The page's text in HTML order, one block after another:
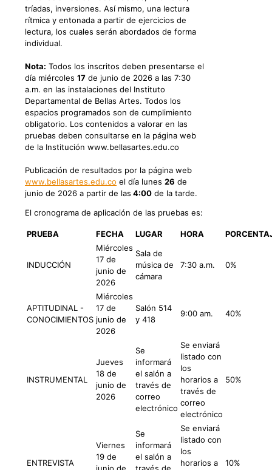
tríadas, inversiones. Así mismo, una lectura
rítmica y entonada a partir de ejercicios de
lectura, los cuales serán abordados de forma
individual.
Nota: Todos los inscritos deben presentarse el
día miércoles 17 de junio de 2026 a las 7:30
a.m. en las instalaciones del Instituto
Departamental de Bellas Artes. Todos los
espacios programados son de cumplimiento
obligatorio. Los contenidos a valorar en las
pruebas deben consultarse en la página web
de la Institución www.bellasartes.edu.co
Publicación de resultados por la página web
www.belIasartes.edu.co el día lunes 26 de
junio de 2026 a partir de las 4:00 de la tarde.
El cronograma de aplicación de las pruebas es:
PRUEBA FECHA LUGAR HORA
INDUCCIÓN
Miércoles
17 de
junio de
2026
Sala de
música de
cámara
7:30 a.m. 0%
APTITUDINAL -
CONOCIMIENTOS
Miércoles
17 de
junio de
2026
Salón 514
y 418
9:00 am. 40%
INSTRUMENTAL
Jueves
18 de
junio de
2026
Se
informará
el salón a
través de
correo
electrónico
Se enviará
listado con
los
horarios a
través de
correo
electrónico
50%
ENTREVISTA
Viernes
19 de
Se
informará
el salón a
Se enviará
listado con
los
horarios a
10%